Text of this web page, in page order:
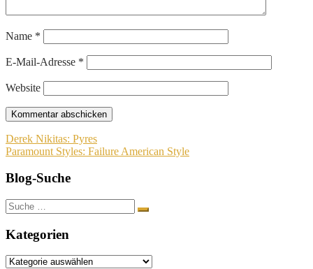
Name *
E-Mail-Adresse *
Website
Beitragsnavigation
Derek Nikitas: Pyres
Paramount Styles: Failure American Style
Blog-Suche
Suche
nach:
Kategorien
Kategorien